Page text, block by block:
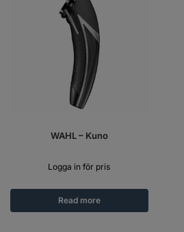
WAHL – Kuno
Logga in för pris
Read more